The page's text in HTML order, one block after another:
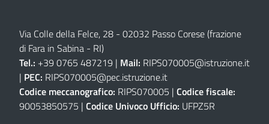
Via Colle della Felce, 28 - 02032 Passo Corese (frazione
di Fara in Sabina - RI)
Tel.: +39 0765 487219 | Mail: RIPS070005@istruzione.it
| PEC: RIPS070005@pec.istruzione.it
Codice meccanografico: RIPS070005 | Codice fiscale:
90053850575 | Codice Univoco Ufficio: UFPZ5R